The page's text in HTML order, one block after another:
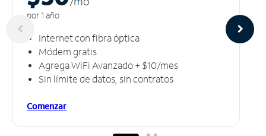
por 1 año
Internet con fibra óptica
Módem gratis
Agrega WiFi Avanzado + $10/mes
Sin límite de datos, sin contratos
Comenzar